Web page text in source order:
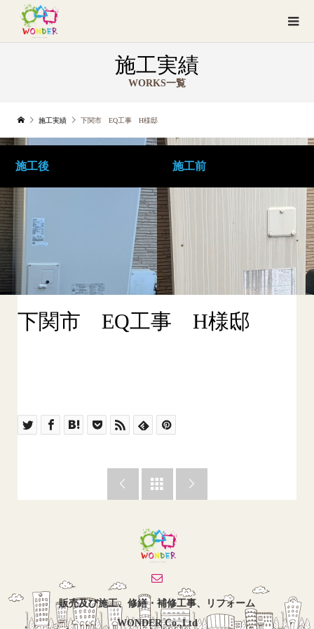
施工実績
WORKS一覧
施工実績 下関市 EQ工事 H様邸
施工後 施工前
下関市 EQ工事 H様邸
  
販売及び施工、修繕・補修工事、リフォーム
WONDER Co.,Ltd